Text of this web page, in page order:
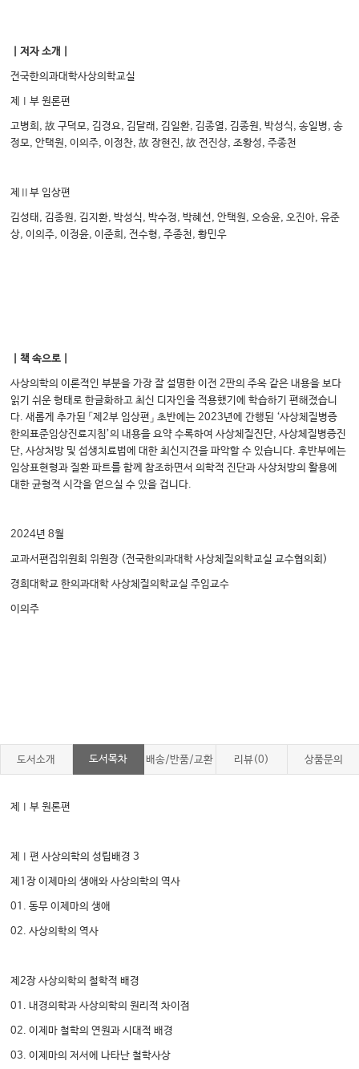
｜저자 소개｜
전국한의과대학사상의학교실
제Ⅰ부 원론편
고병희, 故 구덕모, 김경요, 김달래, 김일환, 김종열, 김종원, 박성식, 송일병, 송
정모, 안택원, 이의주, 이정찬, 故 장현진, 故 전진상, 조황성, 주종천
제Ⅱ부 임상편
김성태, 김종원, 김지환, 박성식, 박수정, 박혜선, 안택원, 오승윤, 오진아, 유준
상, 이의주, 이정윤, 이준희, 전수형, 주종천, 황민우
｜책 속으로｜
사상의학의 이론적인 부분을 가장 잘 설명한 이전 2판의 주옥 같은 내용을 보다
읽기 쉬운 형태로 한글화하고 최신 디자인을 적용했기에 학습하기 편해졌습니
다. 새롭게 추가된 「제2부 임상편」 초반에는 2023년에 간행된 ‘사상체질병증
한의표준임상진료지침’의 내용을 요약 수록하여 사상체질진단, 사상체질병증진
단, 사상처방 및 섭생치료법에 대한 최신지견을 파악할 수 있습니다. 후반부에는
임상표현형과 질환 파트를 함께 참조하면서 의학적 진단과 사상처방의 활용에
대한 균형적 시각을 얻으실 수 있을 겁니다.
2024년 8월
교과서편집위원회 위원장 (전국한의과대학 사상체질의학교실 교수협의회)
경희대학교 한의과대학 사상체질의학교실 주임교수
이의주
도서소개 도서목차 배송/반품/교환 리뷰(0) 상품문의
제Ⅰ부 원론편
제Ⅰ편 사상의학의 성립배경 3
제1장 이제마의 생애와 사상의학의 역사
01. 동무 이제마의 생애
02. 사상의학의 역사
제2장 사상의학의 철학적 배경
01. 내경의학과 사상의학의 원리적 차이점
02. 이제마 철학의 연원과 시대적 배경
03. 이제마의 저서에 나타난 철학사상